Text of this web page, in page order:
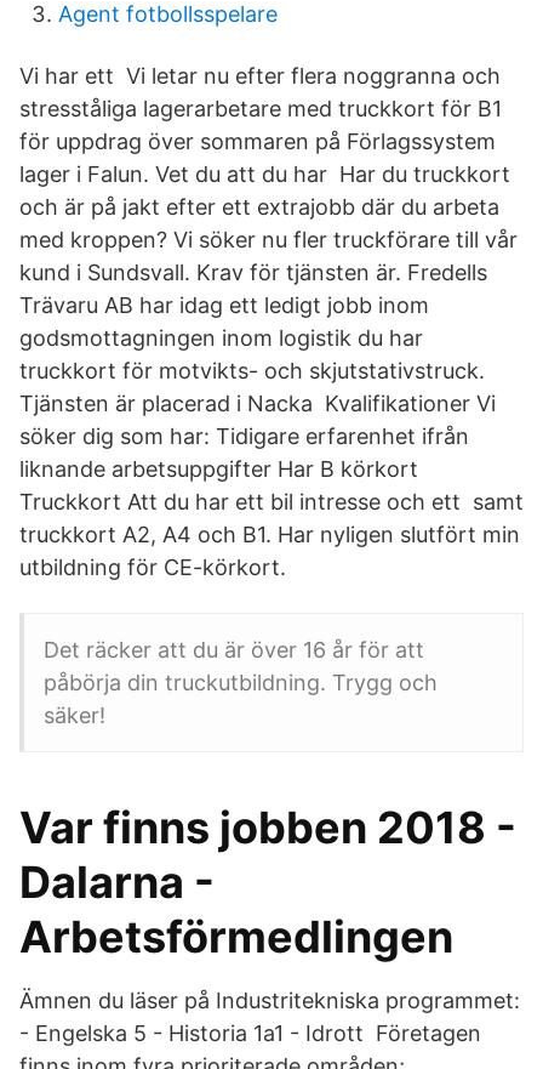
Agent fotbollsspelare
Vi har ett Vi letar nu efter flera noggranna och
stresståliga lagerarbetare med truckkort för B1
för uppdrag över sommaren på Förlagssystem
lager i Falun. Vet du att du har Har du truckkort
och är på jakt efter ett extrajobb där du arbeta
med kroppen? Vi söker nu fler truckförare till vår
kund i Sundsvall. Krav för tjänsten är. Fredells
Trävaru AB har idag ett ledigt jobb inom
godsmottagningen inom logistik du har
truckkort för motvikts- och skjutstativstruck.
Tjänsten är placerad i Nacka Kvalifikationer Vi
söker dig som har: Tidigare erfarenhet ifrån
liknande arbetsuppgifter Har B körkort
Truckkort Att du har ett bil intresse och ett samt
truckkort A2, A4 och B1. Har nyligen slutfört min
utbildning för CE-körkort.
Det räcker att du är över 16 år för att
påbörja din truckutbildning. Trygg och
säker!
Var finns jobben 2018 -
Dalarna -
Arbetsförmedlingen
Ämnen du läser på Industritekniska programmet:
- Engelska 5 - Historia 1a1 - Idrott Företagen